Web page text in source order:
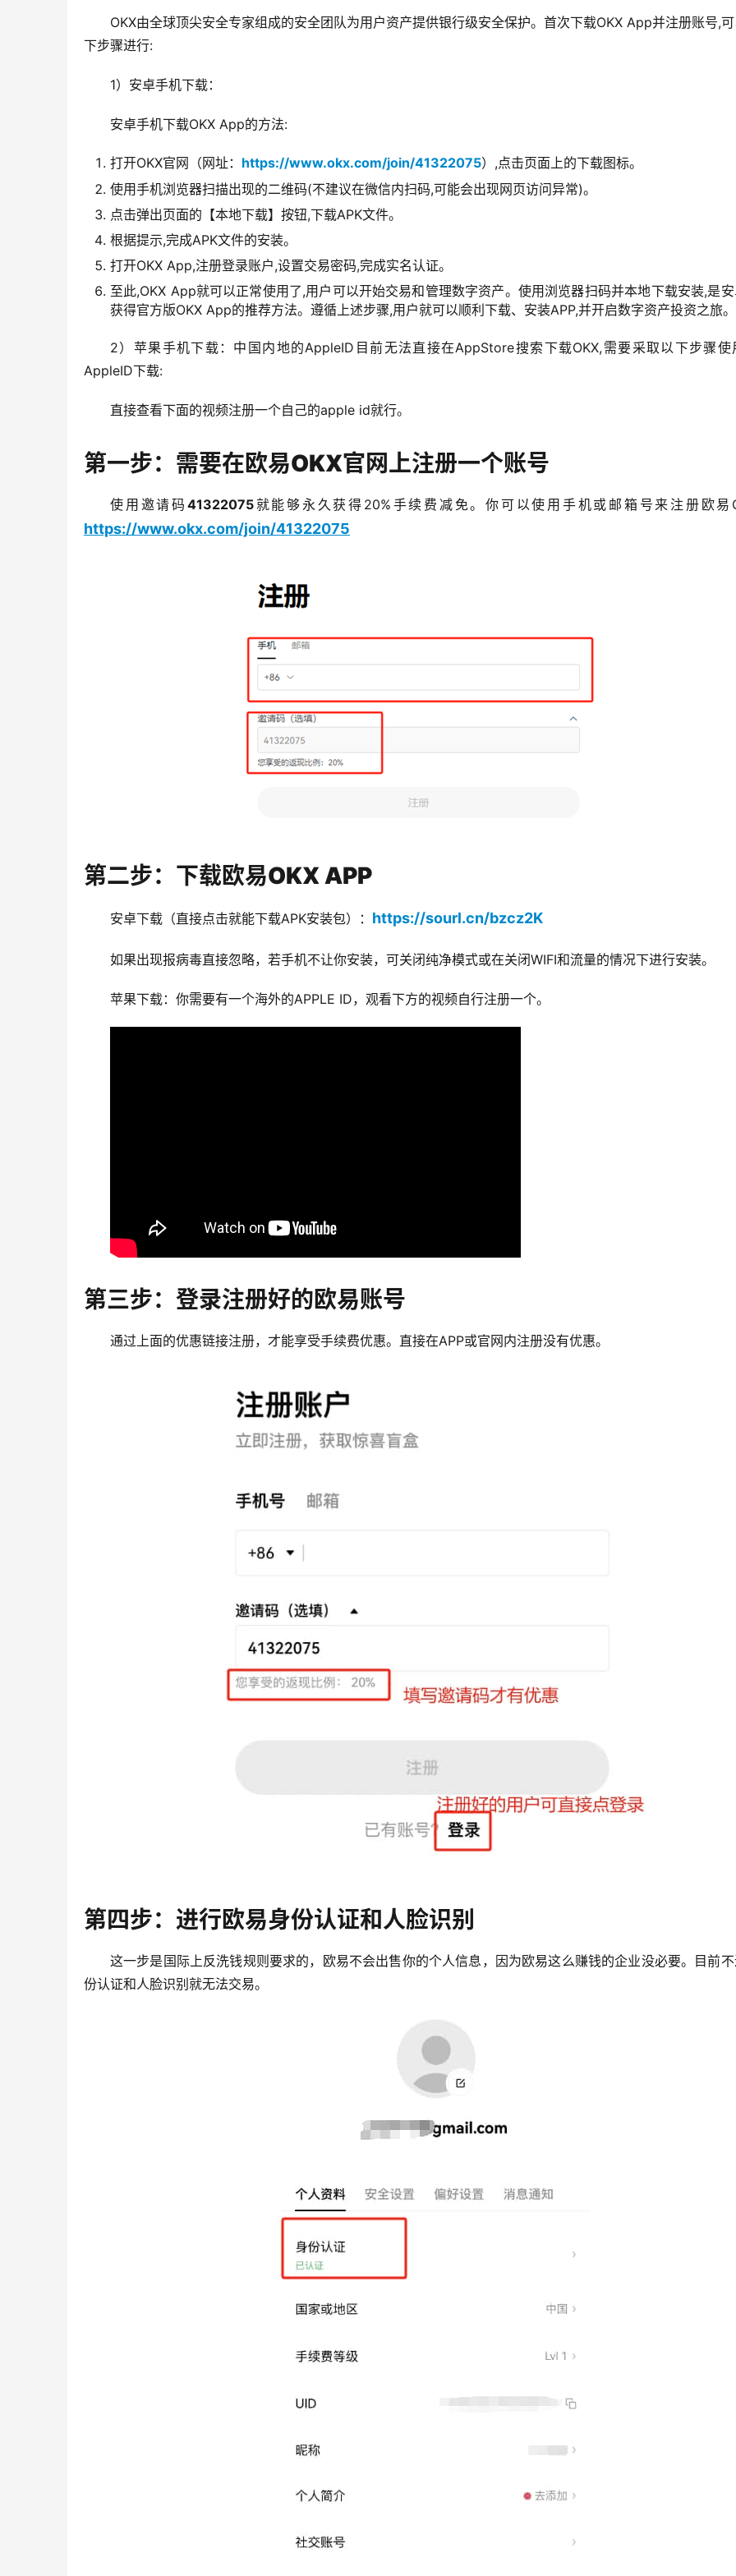
OKX由全球顶尖安全专家组成的安全团队为用户资产提供银行级安全保护。首次下载OKX App并注册账号,
下步骤进行:
1）安卓手机下载：
安卓手机下载OKX App的方法:
打开OKX官网（网址： https://www.okx.com/join/41322075）,点击页面上的下载图标。
使用手机浏览器扫描出现的二维码(不建议在微信内扫码,可能会出现网页访问异常)。
点击弹出页面的【本地下载】按钮,下载APK文件。
根据提示,完成APK文件的安装。
打开OKX App,注册登录账户,设置交易密码,完成实名认证。
至此,OKX App就可以正常使用了,用户可以开始交易和管理数字资产。使用浏览器扫码并本地下载安装,是
获得官方版OKX App的推荐方法。遵循上述步骤,用户就可以顺利下载、安装APP,并开启数字资产投资之旅。
2）苹果手机下载： 中国内地的AppleID目前无法直接在AppStore搜索下载OKX,需要采取以下步骤使
AppleID下载:
直接查看下面的视频注册一个自己的apple id就行。
第一步：需要在欧易OKX官网上注册一个账号
使用邀请码 41322075就能够永久获得20%手续费减免。你可以使用手机或邮箱号来注册欧易
https://www.okx.com/join/41322075
第二步：下载欧易OKX APP
安卓下载（直接点击就能下载APK安装包）： https://sourl.cn/bzcz2K
如果出现报病毒直接忽略，若手机不让你安装，可关闭纯净模式或在关闭WIFI和流量的情况下进行安装。
苹果下载：你需要有一个海外的APPLE ID，观看下方的视频自行注册一个。
第三步：登录注册好的欧易账号
通过上面的优惠链接注册，才能享受手续费优惠。直接在APP或官网内注册没有优惠。
第四步：进行欧易身份认证和人脸识别
这一步是国际上反洗钱规则要求的，欧易不会出售你的个人信息，因为欧易这么赚钱的企业没必要。目前
份认证和人脸识别就无法交易。